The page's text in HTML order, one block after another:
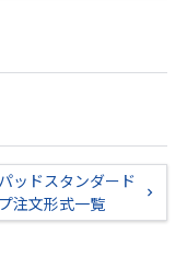
ッドスタンダード
注文形式一覧